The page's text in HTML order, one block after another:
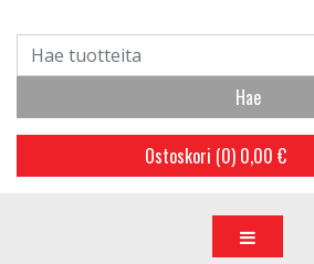
Hae
Ostoskori (0) 0,00 €